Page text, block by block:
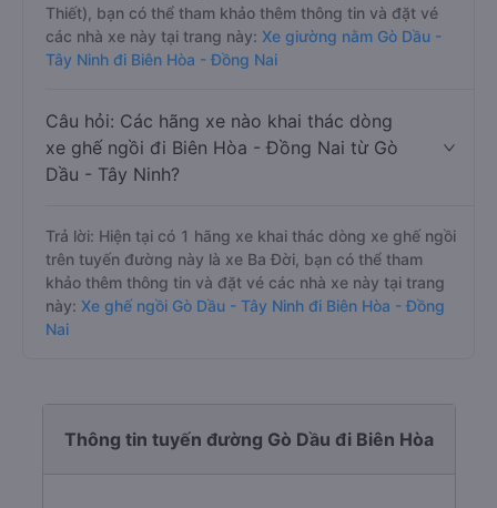
Thiết), bạn có thể tham khảo thêm thông tin và đặt vé
các nhà xe này tại trang này: Xe giường nằm Gò Dầu -
Tây Ninh đi Biên Hòa - Đồng Nai
Câu hỏi: Các hãng xe nào khai thác dòng
xe ghế ngồi đi Biên Hòa - Đồng Nai từ Gò
Dầu - Tây Ninh?
Trả lời: Hiện tại có 1 hãng xe khai thác dòng xe ghế ngồi
trên tuyến đường này là xe Ba Đời, bạn có thể tham
khảo thêm thông tin và đặt vé các nhà xe này tại trang
này: Xe ghế ngồi Gò Dầu - Tây Ninh đi Biên Hòa - Đồng
Nai
Thông tin tuyến đường Gò Dầu đi Biên Hòa